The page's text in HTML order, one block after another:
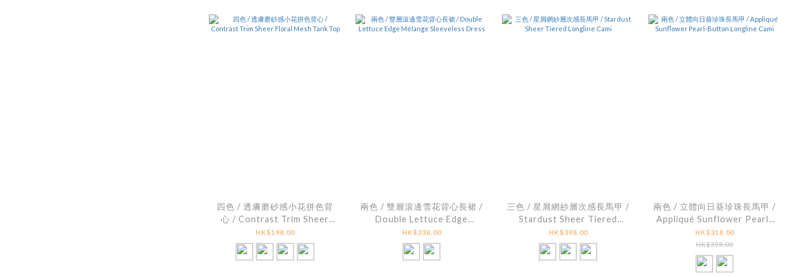
四色 / 透膚磨砂感小花拼色背
心 / Contrast Trim Sheer
Floral Mesh Tank Top
HK$198.00
兩色 / 雙層滾邊雪花背心長裙 /
Double Lettuce Edge
Mélange Sleeveless Dress
HK$238.00
三色 / 星屑網紗層次感長馬甲 /
Stardust Sheer Tiered
Longline Cami
HK$398.00
兩色 / 立體向日葵珍珠長馬甲 /
Appliqué Sunflower Pearl-
Button Longline Cami
HK$318.00
HK$398.00